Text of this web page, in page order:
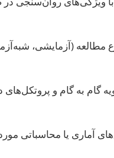
مطالعه (آزمایشی،
گام به گام و
آماری یا محاسباتی